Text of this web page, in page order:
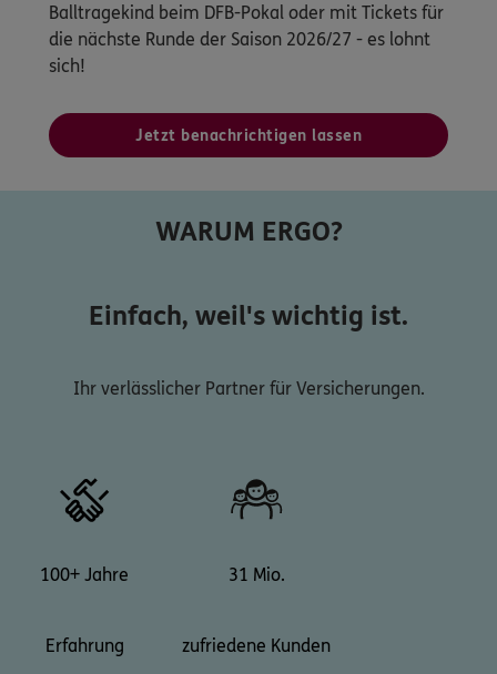
Balltragekind beim DFB-Pokal oder mit Tickets für
die nächste Runde der Saison 2026/27 - es lohnt
sich!
Jetzt benachrichtigen lassen
WARUM ERGO?
Einfach, weil's wichtig ist.
Ihr verlässlicher Partner für Versicherungen.
100+ Jahre
Erfahrung
31 Mio.
zufriedene Kunden